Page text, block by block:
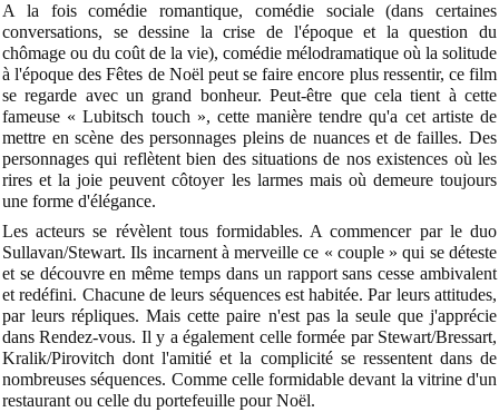
A la fois comédie romantique, comédie sociale (dans certaines
conversations, se dessine la crise de l'époque et la question du
chômage ou du coût de la vie), comédie mélodramatique où la solitude
à l'époque des Fêtes de Noël peut se faire encore plus ressentir, ce film
se regarde avec un grand bonheur. Peut-être que cela tient à cette
fameuse « Lubitsch touch », cette manière tendre qu'a cet artiste de
mettre en scène des personnages pleins de nuances et de failles. Des
personnages qui reflètent bien des situations de nos existences où les
rires et la joie peuvent côtoyer les larmes mais où demeure toujours
une forme d'élégance.
Les acteurs se révèlent tous formidables. A commencer par le duo
Sullavan/Stewart. Ils incarnent à merveille ce « couple » qui se déteste
et se découvre en même temps dans un rapport sans cesse ambivalent
et redéfini. Chacune de leurs séquences est habitée. Par leurs attitudes,
par leurs répliques. Mais cette paire n'est pas la seule que j'apprécie
dans Rendez-vous. Il y a également celle formée par Stewart/Bressart,
Kralik/Pirovitch dont l'amitié et la complicité se ressentent dans de
nombreuses séquences. Comme celle formidable devant la vitrine d'un
restaurant ou celle du portefeuille pour Noël.